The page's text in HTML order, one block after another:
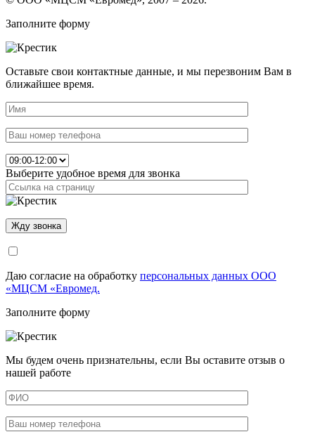
Заполните форму
Оставьте свои контактные данные, и мы перезвоним Вам в
ближайшее время.
Выберите удобное время для звонка
Даю согласие на обработку персональных данных ООО
«МЦСМ «Евромед.
Заполните форму
Мы будем очень признательны, если Вы оставите отзыв о
нашей работе